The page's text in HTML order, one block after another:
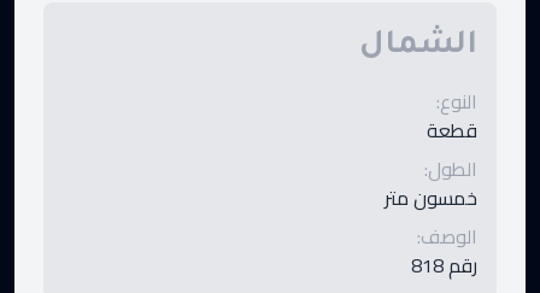
الشمال
النوع:
قطعة
الطول:
خمسون متر
الوصف:
رقم 818